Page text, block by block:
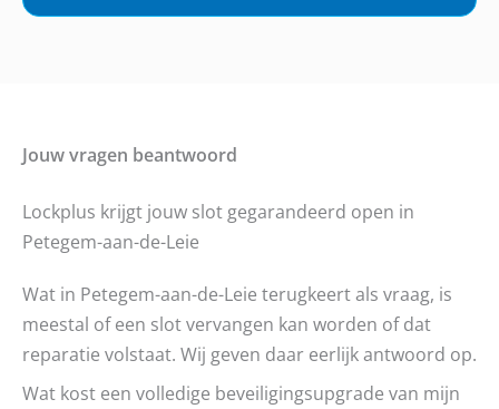
Jouw vragen beantwoord
Lockplus krijgt jouw slot gegarandeerd open in
Petegem-aan-de-Leie
Wat in Petegem-aan-de-Leie terugkeert als vraag, is
meestal of een slot vervangen kan worden of dat
reparatie volstaat. Wij geven daar eerlijk antwoord op.
Wat kost een volledige beveiligingsupgrade van mijn